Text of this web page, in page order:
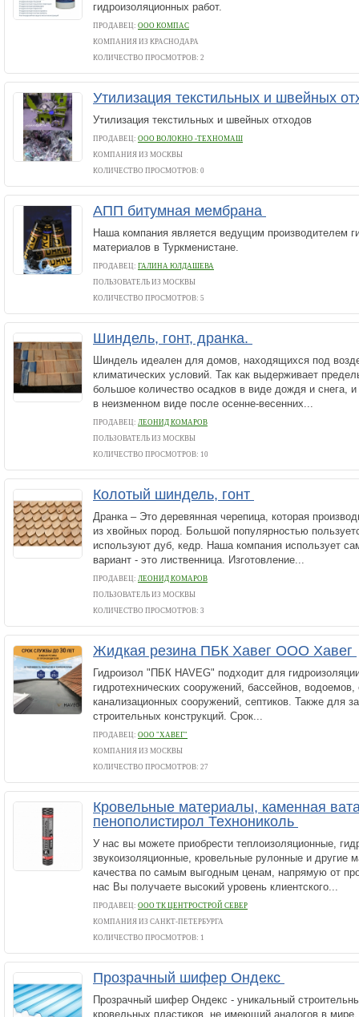
гидроизоляционных работ.
ПРОДАВЕЦ: ООО КОМПАС
КОМПАНИЯ ИЗ КРАСНОДАРА
КОЛИЧЕСТВО ПРОСМОТРОВ: 2
Утилизация текстильных и швейных
Утилизация текстильных и швейных отходов
ПРОДАВЕЦ: ООО ВОЛОКНО -ТЕХНОМАШ
КОМПАНИЯ ИЗ МОСКВЫ
КОЛИЧЕСТВО ПРОСМОТРОВ: 0
АПП битумная мембрана
Наша компания является ведущим производителем
материалов в Туркменистане.
ПРОДАВЕЦ: ГАЛИНА ЮЛДАШЕВА
ПОЛЬЗОВАТЕЛЬ ИЗ МОСКВЫ
КОЛИЧЕСТВО ПРОСМОТРОВ: 5
Шиндель, гонт, дранка.
Шиндель идеален для домов, находящихся под
климатических условий. Так как выдерживает
большое количество осадков в виде дождя и снега,
в неизменном виде после осенне-весенних...
ПРОДАВЕЦ: ЛЕОНИД КОМАРОВ
ПОЛЬЗОВАТЕЛЬ ИЗ МОСКВЫ
КОЛИЧЕСТВО ПРОСМОТРОВ: 10
Колотый шиндель, гонт
Дранка – Это деревянная черепица, которая
из хвойных пород. Большой популярностью
используют дуб, кедр. Наша компания использует
вариант - это лиственница. Изготовление...
ПРОДАВЕЦ: ЛЕОНИД КОМАРОВ
ПОЛЬЗОВАТЕЛЬ ИЗ МОСКВЫ
КОЛИЧЕСТВО ПРОСМОТРОВ: 3
Жидкая резина ПБК Хавег ООО Хавег
Гидроизол "ПБК HAVEG" подходит для
гидротехнических сооружений, бассейнов, водоемов,
канализационных сооружений, септиков. Также для
строительных конструкций. Срок...
ПРОДАВЕЦ: ООО "ХАВЕГ"
КОМПАНИЯ ИЗ МОСКВЫ
КОЛИЧЕСТВО ПРОСМОТРОВ: 27
Кровельные материалы, каменная
пенополистирол Технониколь
У нас вы можете приобрести теплоизоляционные,
звукоизоляционные, кровельные рулонные и другие
качества по самым выгодным ценам, напрямую от
нас Вы получаете высокий уровень клиентского...
ПРОДАВЕЦ: ООО ТК ЦЕНТРОСТРОЙ СЕВЕР
КОМПАНИЯ ИЗ САНКТ-ПЕТЕРБУРГА
КОЛИЧЕСТВО ПРОСМОТРОВ: 1
Прозрачный шифер Ондекс
Прозрачный шифер Ондекс - уникальный
кровельных пластиков, не имеющий аналогов в мире.